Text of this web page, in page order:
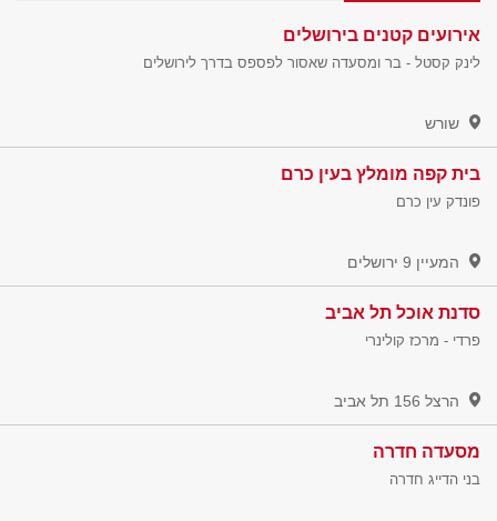
אירועים קטנים בירושלים
לינק קסטל - בר ומסעדה שאסור לפספס בדרך לירושלים
שורש
בית קפה מומלץ בעין כרם
פונדק עין כרם
המעיין 9 ירושלים
סדנת אוכל תל אביב
פרדי - מרכז קולינרי
הרצל 156 תל אביב
מסעדה חדרה
בני הדייג חדרה